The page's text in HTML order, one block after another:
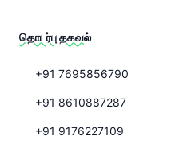
தொடர்பு தகவல்
+91 7695856790
+91 8610887287
+91 9176227109